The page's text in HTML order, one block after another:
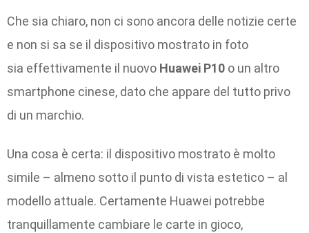
Che sia chiaro, non ci sono ancora delle notizie certe
e non si sa se il dispositivo mostrato in foto
sia effettivamente il nuovo Huawei P10 o un altro
smartphone cinese, dato che appare del tutto privo
di un marchio.
Una cosa è certa: il dispositivo mostrato è molto
simile – almeno sotto il punto di vista estetico – al
modello attuale. Certamente Huawei potrebbe
tranquillamente cambiare le carte in gioco,